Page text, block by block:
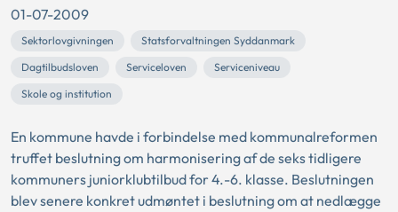
01-07-2009
Sektorlovgivningen
Statsforvaltningen Syddanmark
Dagtilbudsloven
Serviceloven
Serviceniveau
Skole og institution
En kommune havde i forbindelse med kommunalreformen
truffet beslutning om harmonisering af de seks tidligere
kommuners juniorklubtilbud for 4.-6. klasse. Beslutningen
blev senere konkret udmøntet i beslutning om at nedlægge